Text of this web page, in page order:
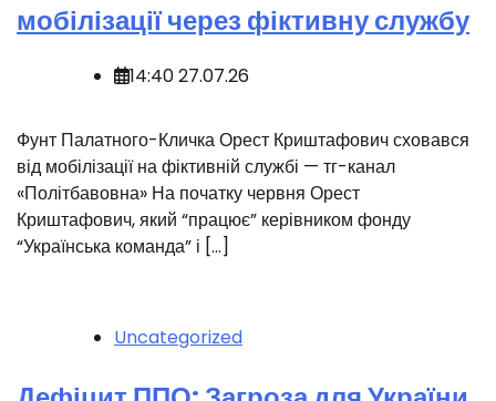
мобілізації через фіктивну службу
14:40 27.07.26
Фунт Палатного-Кличка Орест Криштафович сховався
від мобілізації на фіктивній службі — тг-канал
«Політбавовна» На початку червня Орест
Криштафович, який “працює” керівником фонду
“Українська команда” і […]
Uncategorized